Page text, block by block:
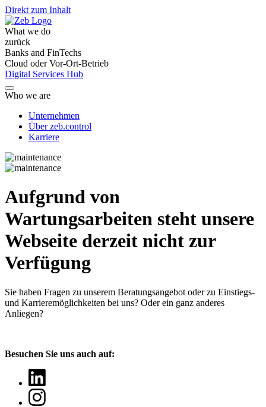
Direkt zum Inhalt
What we do
zurück
Banks and FinTechs
Cloud oder Vor-Ort-Betrieb
Digital Services Hub
Who we are
Unternehmen
Über zeb.control
Karriere
Aufgrund von
Wartungsarbeiten steht unsere
Webseite derzeit nicht zur
Verfügung
Sie haben Fragen zu unserem Beratungsangebot oder zu Einstiegs-
und Karrieremöglichkeiten bei uns? Oder ein ganz anderes
Anliegen?
Besuchen Sie uns auch auf: